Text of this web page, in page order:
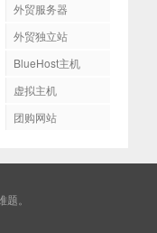
外贸服务器
外贸独立站
BlueHost主机
虚拟主机
团购网站
。